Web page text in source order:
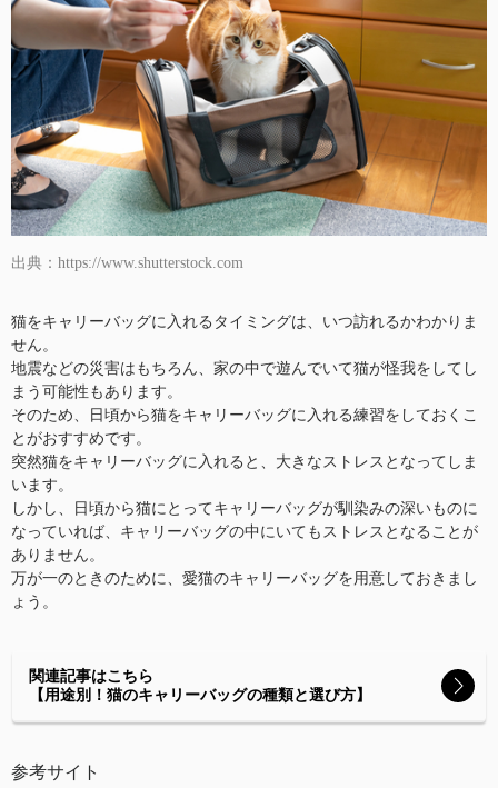
出典：https://www.shutterstock.com
猫をキャリーバッグに入れるタイミングは、いつ訪れるかわかりま
せん。
地震などの災害はもちろん、家の中で遊んでいて猫が怪我をしてし
まう可能性もあります。
そのため、日頃から猫をキャリーバッグに入れる練習をしておくこ
とがおすすめです。
突然猫をキャリーバッグに入れると、大きなストレスとなってしま
います。
しかし、日頃から猫にとってキャリーバッグが馴染みの深いものに
なっていれば、キャリーバッグの中にいてもストレスとなることが
ありません。
万が一のときのために、愛猫のキャリーバッグを用意しておきまし
ょう。
関連記事はこちら
【用途別！猫のキャリーバッグの種類と選び方】
参考サイト